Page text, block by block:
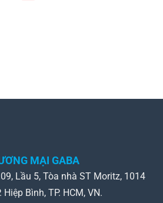
MẠI GABA
Lầu 5, Tòa nhà ST Moritz, 1014
Bình, TP. HCM, VN.